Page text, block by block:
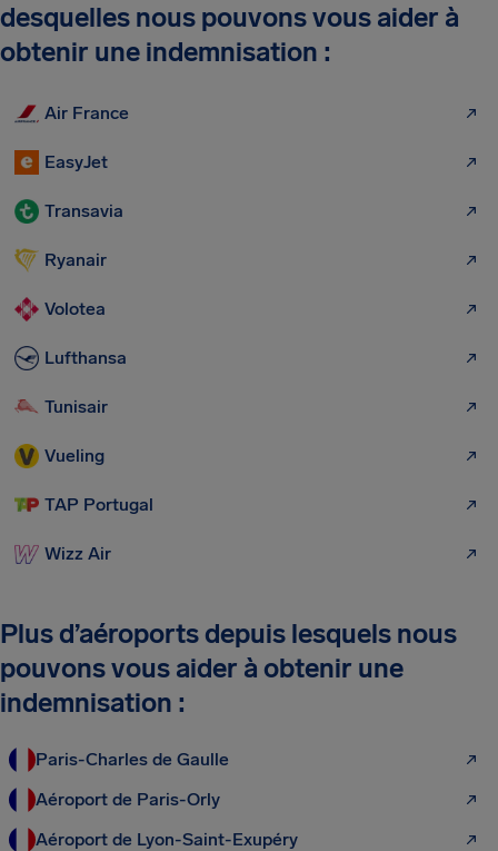
desquelles nous pouvons vous aider à
obtenir une indemnisation :
Air France
EasyJet
Transavia
Ryanair
Volotea
Lufthansa
Tunisair
Vueling
TAP Portugal
Wizz Air
Plus d’aéroports depuis lesquels nous
pouvons vous aider à obtenir une
indemnisation :
Paris-Charles de Gaulle
Aéroport de Paris-Orly
Aéroport de Lyon-Saint-Exupéry